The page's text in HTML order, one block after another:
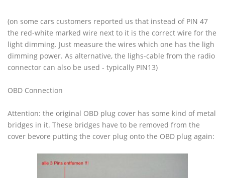
(on some cars customers reported us that instead of PIN 47
the red-white marked wire next to it is the correct wire for the
light dimming. Just measure the wires which one has the ligh
dimming power. As alternative, the lighs-cable from the radio
connector can also be used - typically PIN13)
OBD Connection
Attention: the original OBD plug cover has some kind of metal
bridges in it. These bridges have to be removed from the
cover bevore putting the cover plug onto the OBD plug again: